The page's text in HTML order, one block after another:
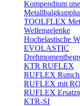
Kompendium
TOOLFLEX
Wellengelenke
Hochelastische
EVOLASTIC
KTR RUFLEX
RUFLEX
RUFLEX mit
RUFLEX
KTR-SI